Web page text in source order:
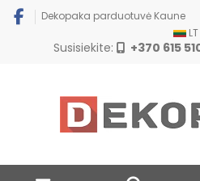
Dekopaka parduotuvė Kaune
LT
Susisiekite: +370 615